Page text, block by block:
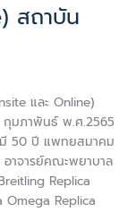
สถาบัน
และ Online)
กุมภาพันธ์ พ.ศ.2565
มี 50 ปี แพทยสมาคม
อาจารย์คณะพยาบาล
Replica
Omega Replica